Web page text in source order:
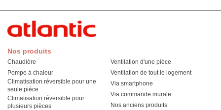
Nos produits
Chaudière
Pompe à chaleur
Climatisation réversible pour une
seule pièce
Climatisation réversible pour
plusieurs pièces
Ventilation d'une pièce
Ventilation de tout le logement
Via smartphone
Via commande murale
Nos anciens produits